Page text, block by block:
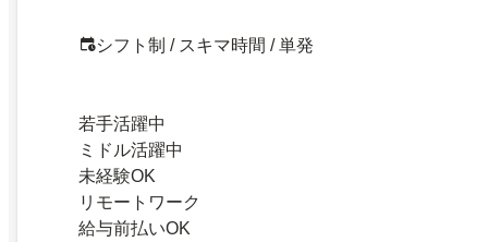
シフト制 / スキマ時間 / 単発
若手活躍中
ミドル活躍中
未経験OK
リモートワーク
給与前払いOK